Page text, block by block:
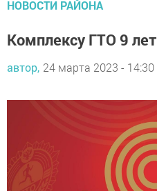
Комплексу ГТО 9 лет
автор, 24 марта 2023 - 14:30